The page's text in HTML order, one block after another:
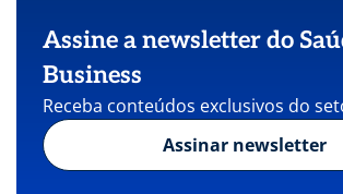
Assine a newsletter do
Business
Receba conteúdos exclusivos do
Assinar newsletter